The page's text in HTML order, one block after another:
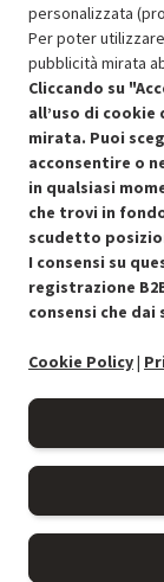
Approfitta
Condizioni
personalizzata
Per poter
pubblicità mirata
Cliccando su
all’uso di
mirata. Puoi
acconsentire o
in qualsiasi
che trovi in
scudetto
I consensi su
registrazione
consensi che
Cookie Policy|